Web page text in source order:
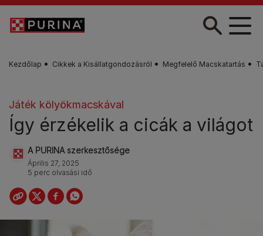
Skip to main content
Kezdőlap Cikkek a Kisállatgondozásról Megfelelő Macskatartás
Játék kölyökmacskával
Így érzékelik a cicák a világot
A PURINA szerkesztősége
Április 27, 2025
5 perc olvasási idő